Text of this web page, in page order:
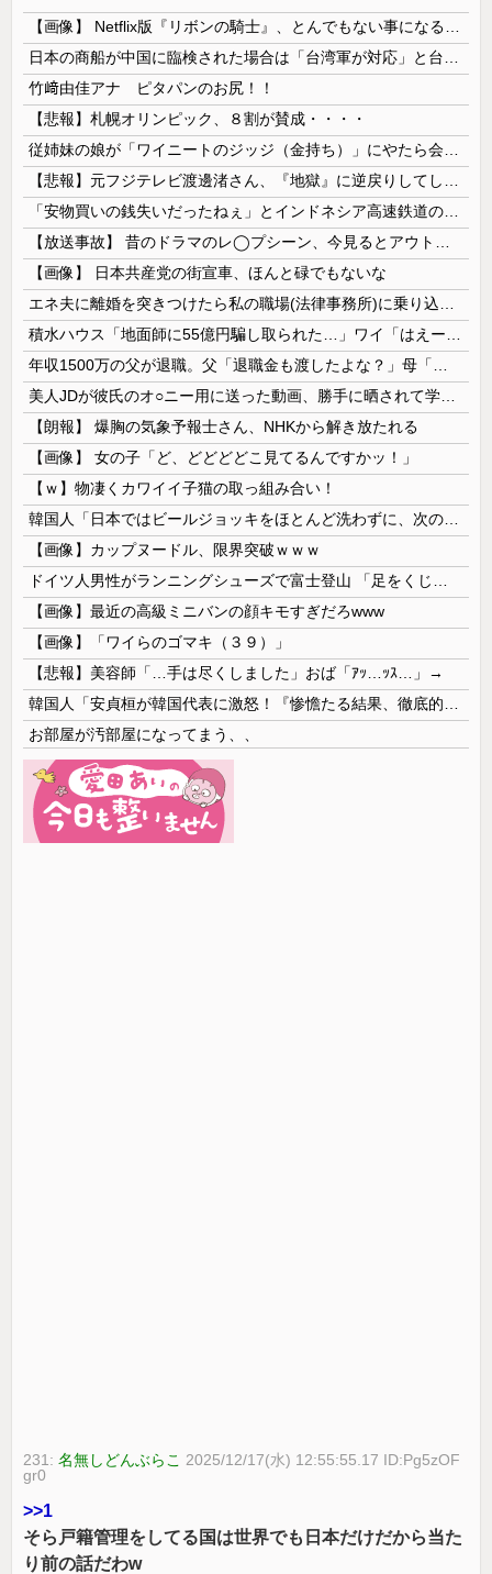
竹﨑由佳アナ ピタパンのお尻！！
【悲報】札幌オリンピック、８割が賛成・・・・
【画像】 日本共産党の街宣車、ほんと碌でもないな
【朗報】 爆胸の気象予報士さん、NHKから解き放たれる
【画像】 女の子「ど、どどどどこ見てるんですかッ！」
【ｗ】物凄くカワイイ子猫の取っ組み合い！
【画像】カップヌードル、限界突破ｗｗｗ
【画像】最近の高級ミニバンの顔キモすぎだろwww
【画像】「ワイらのゴマキ（３９）」
【悲報】美容師「…手は尽くしました」おば「ｱｯ…ｯｽ…」→
お部屋が汚部屋になってまう、、
231:名無しどんぶらこ 2025/12/17(水) 12:55:55.17 ID:Pg5zOF
gr0
>>1
そら戸籍管理をしてる国は世界でも日本だけだから当た
り前の話だわw